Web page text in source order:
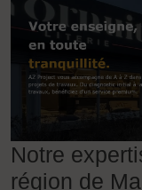
Notre
région de